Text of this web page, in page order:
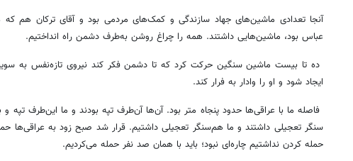
آنجا تعدادی ماشین‌های جهاد سازندگی و کمک‌های مردمی بود و آقای ترکان هم
عباس بود، ماشین‌هایی داشتند. همه را چراغ روشن به‌طرف دشمن راه انداختیم.
ده تا بیست ماشین سنگین حرکت کرد که تا دشمن فکر کند نیروی تازه‌نفس به
ایجاد شود و او را وادار به فرار کند.
فاصله ما با عراقی‌ها حدود پنجاه متر بود. آن‌ها آن‌طرف تپه بودند و ما این‌طرف تپه و
سنگر تعجیلی داشتند و ما هم‌سنگر تعجیلی داشتیم. قرار شد صبح زود به عراقی‌ها
حمله کردن نداشتیم چاره‌ای نبود؛ باید با همان صد نفر حمله می‌کردیم.